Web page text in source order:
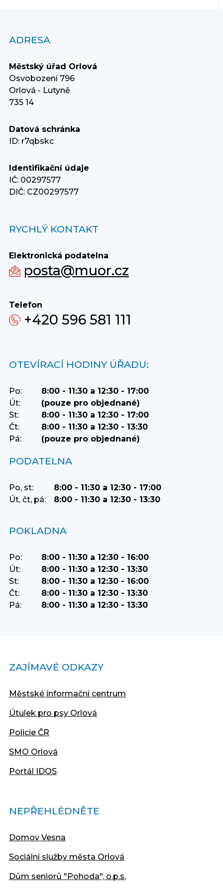
ADRESA
Městský úřad Orlová
Osvobození 796
Orlová - Lutyně
735 14
Datová schránka
ID: r7qbskc
Identifikační údaje
IČ: 00297577
DIČ: CZ00297577
RYCHLÝ KONTAKT
Elektronická podatelna
posta@muor.cz
Telefon
+420 596 581 111
OTEVÍRACÍ HODINY ÚŘADU:
Po:
8:00 - 11:30 a 12:30 - 17:00
Út:
(pouze pro objednané)
St:
8:00 - 11:30 a 12:30 - 17:00
Čt:
8:00 - 11:30 a 12:30 - 13:30
Pá:
(pouze pro objednané)
PODATELNA
Po, st:
8:00 - 11:30 a 12:30 - 17:00
Út, čt, pá:
8:00 - 11:30 a 12:30 - 13:30
POKLADNA
Po:
8:00 - 11:30 a 12:30 - 16:00
Út:
8:00 - 11:30 a 12:30 - 13:30
St:
8:00 - 11:30 a 12:30 - 16:00
Čt:
8:00 - 11:30 a 12:30 - 13:30
Pá:
8:00 - 11:30 a 12:30 - 13:30
ZAJÍMAVÉ ODKAZY
Městské informační centrum
Útulek pro psy Orlová
Policie ČR
SMO Orlová
Portál IDOS
NEPŘEHLÉDNĚTE
Domov Vesna
Sociální služby města Orlová
Dům seniorů "Pohoda", o.p.s.